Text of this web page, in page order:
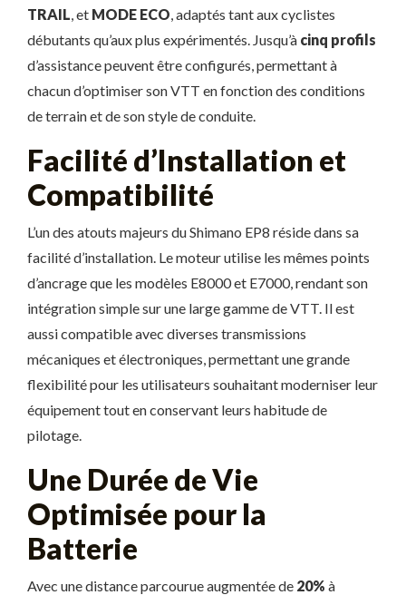
TRAIL , et MODE ECO , adaptés tant aux cyclistes
débutants qu’aux plus expérimentés. Jusqu’à cinq profils
d’assistance peuvent être configurés, permettant à
chacun d’optimiser son VTT en fonction des conditions
de terrain et de son style de conduite.
Facilité d’Installation et
Compatibilité
L’un des atouts majeurs du Shimano EP8 réside dans sa
facilité d’installation. Le moteur utilise les mêmes points
d’ancrage que les modèles E8000 et E7000, rendant son
intégration simple sur une large gamme de VTT. Il est
aussi compatible avec diverses transmissions
mécaniques et électroniques, permettant une grande
flexibilité pour les utilisateurs souhaitant moderniser leur
équipement tout en conservant leurs habitude de
pilotage.
Une Durée de Vie
Optimisée pour la
Batterie
Avec une distance parcourue augmentée de 20% à